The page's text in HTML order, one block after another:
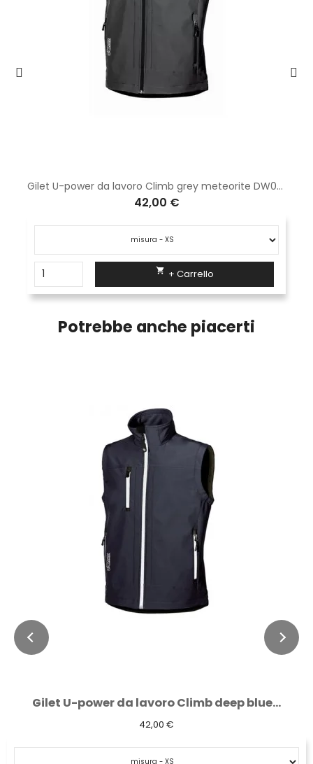
Gilet U-power da lavoro Climb grey meteorite DW025GM
42,00 €
 + Carrello
Potrebbe anche piacerti
Gilet U-power da lavoro Climb deep blue...
42,00 €